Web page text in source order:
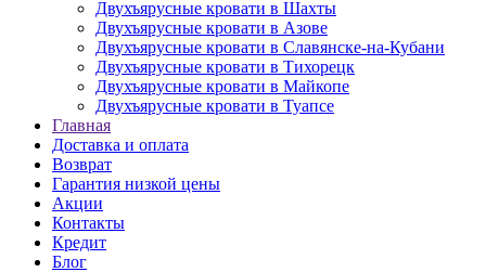
Двухъярусные кровати в Шахты
Двухъярусные кровати в Азове
Двухъярусные кровати в Славянске-на-Кубани
Двухъярусные кровати в Тихорецк
Двухъярусные кровати в Майкопе
Двухъярусные кровати в Туапсе
Главная
Доставка и оплата
Возврат
Гарантия низкой цены
Акции
Контакты
Кредит
Блог